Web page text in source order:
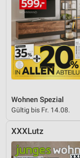
Wohnen Spezial
Gültig bis Fr. 14.08.
XXXLutz
Notwendig
Performance
Funktional
Werbung